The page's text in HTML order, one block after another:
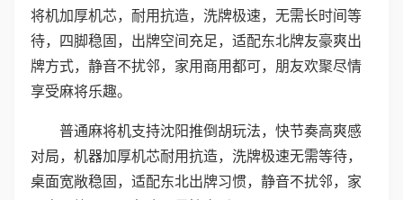
将机加厚机芯，耐用抗造，洗牌极速，无需长时间等
待，四脚稳固，出牌空间充足，适配东北牌友豪爽出
牌方式，静音不扰邻，家用商用都可，朋友欢聚尽情
享受麻将乐趣。
普通麻将机支持沈阳推倒胡玩法，快节奏高爽感
对局，机器加厚机芯耐用抗造，洗牌极速无需等待，
桌面宽敞稳固，适配东北出牌习惯，静音不扰邻，家